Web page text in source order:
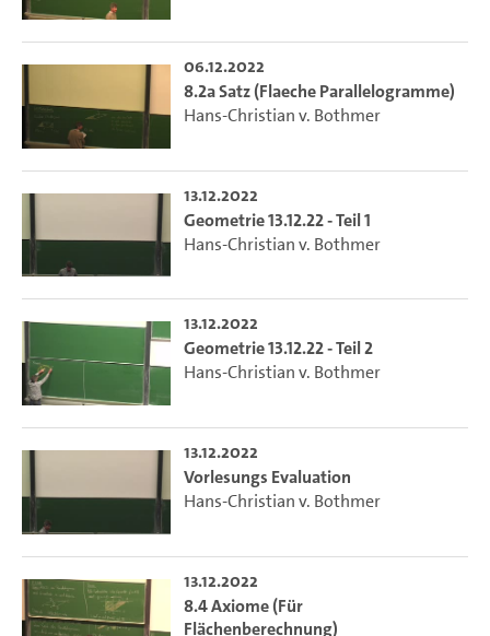
06.12.2022
8.2a Satz (Flaeche Parallelogramme)
Hans-Christian v. Bothmer
13.12.2022
Geometrie 13.12.22 - Teil 1
Hans-Christian v. Bothmer
13.12.2022
Geometrie 13.12.22 - Teil 2
Hans-Christian v. Bothmer
13.12.2022
Vorlesungs Evaluation
Hans-Christian v. Bothmer
13.12.2022
8.4 Axiome (Für
Flächenberechnung)